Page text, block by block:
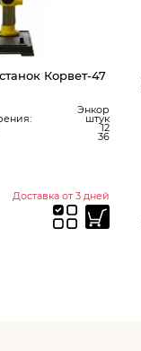
Корвет-47
Энкор
штук
12
36
Доставка от 3 дней